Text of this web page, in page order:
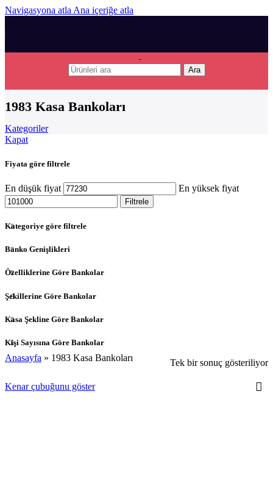
Navigasyona atla Ana içeriğe atla
Ara
1983 Kasa Bankoları
Kategoriler
Kapat
Fiyata göre filtrele
En düşük fiyat En yüksek fiyat
Filtrele
Kategoriye göre filtrele
Banko Genişlikleri
Özelliklerine Göre Bankolar
Şekillerine Göre Bankolar
Kasa Şekline Göre Bankolar
Kişi Sayısına Göre Bankolar
Anasayfa » 1983 Kasa Bankoları Tek bir sonuç gösteriliyor
Kenar çubuğunu göster